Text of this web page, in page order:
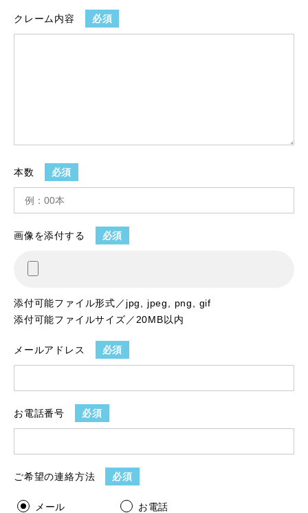
クレーム内容 必須
本数 必須
画像を添付する 必須
添付可能ファイル形式／jpg, jpeg, png, gif
添付可能ファイルサイズ／20MB以内
メールアドレス 必須
お電話番号 必須
ご希望の連絡方法 必須
メール お電話